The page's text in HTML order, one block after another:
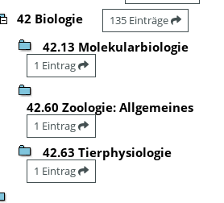
42 Biologie 135 Einträge
42.13 Molekularbiologie
1 Eintrag
42.60 Zoologie: Allgemeines
1 Eintrag
42.63 Tierphysiologie
1 Eintrag